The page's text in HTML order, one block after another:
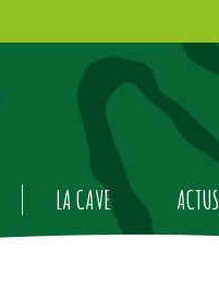
LA CAVE ACTUS